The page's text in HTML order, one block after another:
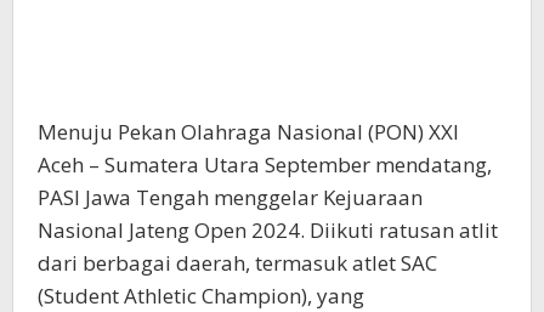
Menuju Pekan Olahraga Nasional (PON) XXI
Aceh – Sumatera Utara September mendatang,
PASI Jawa Tengah menggelar Kejuaraan
Nasional Jateng Open 2024. Diikuti ratusan atlit
dari berbagai daerah, termasuk atlet SAC
(Student Athletic Champion), yang